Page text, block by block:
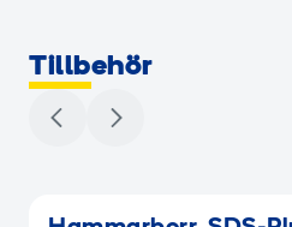
Tillbehör